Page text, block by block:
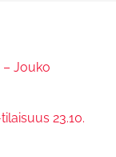
Jouko
23.10.